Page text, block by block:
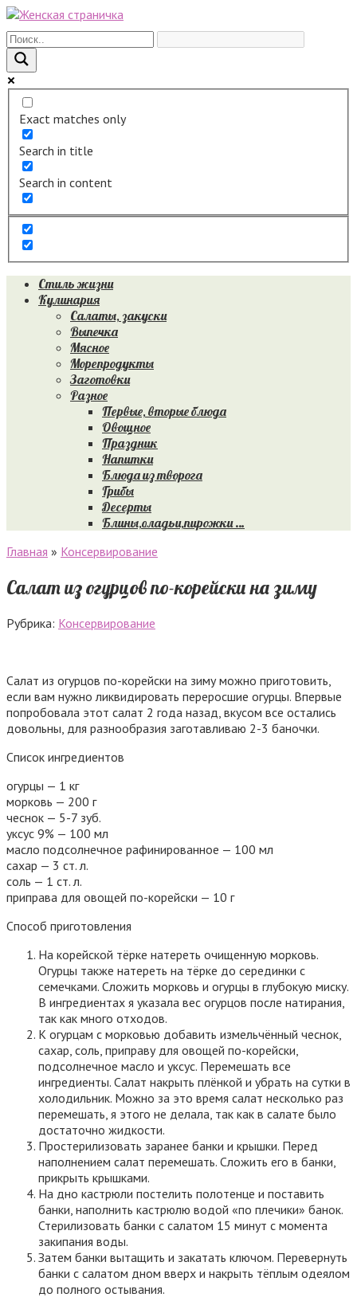
Перейти
к
контенту
Exact matches only
Search in title
Search in content
Стиль жизни
Кулинария
Салаты, закуски
Выпечка
Мясное
Морепродукты
Заготовки
Разное
Первые, вторые блюда
Овощное
Праздник
Напитки
Блюда из творога
Грибы
Десерты
Блины,оладьи,пирожки …
Главная » Консервирование
Салат из огурцов по-корейски на зиму
Рубрика: Консервирование
Салат из огурцов по-корейски на зиму можно приготовить,
если вам нужно ликвидировать переросшие огурцы. Впервые
попробовала этот салат 2 года назад, вкусом все остались
довольны, для разнообразия заготавливаю 2-3 баночки.
Список ингредиентов
огурцы — 1 кг
морковь — 200 г
чеснок — 5-7 зуб.
уксус 9% — 100 мл
масло подсолнечное рафинированное — 100 мл
сахар — 3 ст. л.
соль — 1 ст. л.
приправа для овощей по-корейски — 10 г
Способ приготовления
На корейской тёрке натереть очищенную морковь.
Огурцы также натереть на тёрке до серединки с
семечками. Сложить морковь и огурцы в глубокую миску.
В ингредиентах я указала вес огурцов после натирания,
так как много отходов.
К огурцам с морковью добавить измельчённый чеснок,
сахар, соль, приправу для овощей по-корейски,
подсолнечное масло и уксус. Перемешать все
ингредиенты. Салат накрыть плёнкой и убрать на сутки в
холодильник. Можно за это время салат несколько раз
перемешать, я этого не делала, так как в салате было
достаточно жидкости.
Простерилизовать заранее банки и крышки. Перед
наполнением салат перемешать. Сложить его в банки,
прикрыть крышками.
На дно кастрюли постелить полотенце и поставить
банки, наполнить кастрюлю водой «по плечики» банок.
Стерилизовать банки с салатом 15 минут с момента
закипания воды.
Затем банки вытащить и закатать ключом. Перевернуть
банки с салатом дном вверх и накрыть тёплым одеялом
до полного остывания.